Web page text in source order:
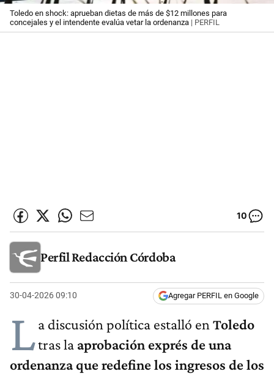
Toledo en shock: aprueban dietas de más de $12 millones para
concejales y el intendente evalúa vetar la ordenanza | PERFIL
10
Perfil Redacción Córdoba
30-04-2026 09:10 Agregar PERFIL en Google
La discusión política estalló en Toledo
tras la aprobación exprés de una
ordenanza que redefine los ingresos de los